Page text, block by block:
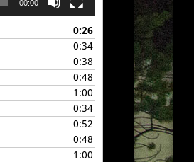
00:00
0:26
0:34
0:38
0:48
1:00
0:34
0:52
0:48
1:00